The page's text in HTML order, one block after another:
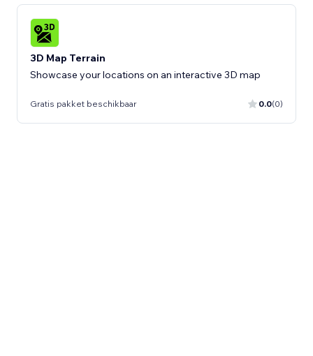
3D Map Terrain
Showcase your locations on an interactive 3D map
Gratis pakket beschikbaar 0.0(0)